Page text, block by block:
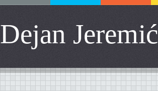
Dejan Jeremić